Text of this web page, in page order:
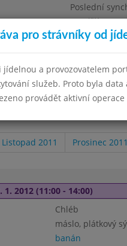
Poslední
Pondělí
Pavlovice u
Kontakty a informace
Listopad 2011 Prosinec
1. 2012 (11:00 - 14:00)
Chléb
máslo, plátkový
banán
pro strávníky od
jídelnou a provozovatelem
služeb. Proto byla
provádět aktivní